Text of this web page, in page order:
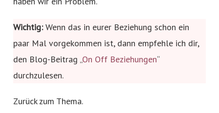
Wichtig:Wenn das in eurer Beziehung schon ein
paar Mal vorgekommen ist, dann empfehle ich dir,
den Blog-Beitrag „On Off Beziehungen“
durchzulesen.
Zurück zum Thema.